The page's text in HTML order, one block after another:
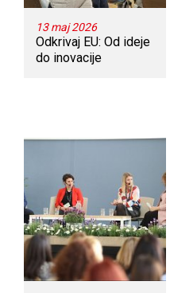
13 maj 2026
Odkrivaj EU: Od ideje
do inovacije